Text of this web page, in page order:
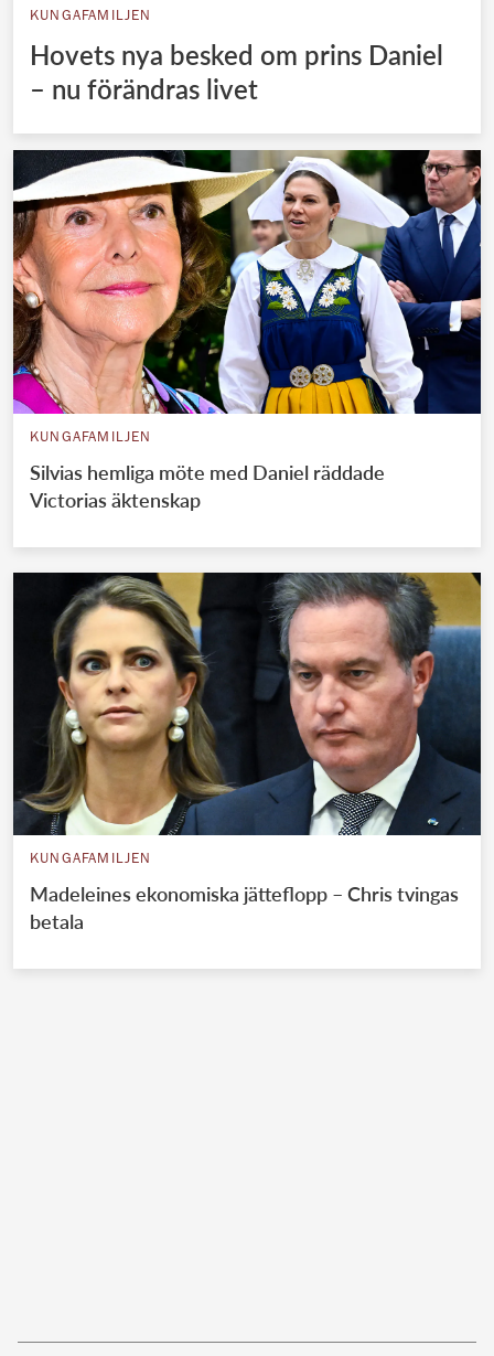
KUNGAFAMILJEN
Hovets nya besked om prins Daniel
– nu förändras livet
KUNGAFAMILJEN
Silvias hemliga möte med Daniel räddade
Victorias äktenskap
KUNGAFAMILJEN
Madeleines ekonomiska jätteflopp – Chris tvingas
betala